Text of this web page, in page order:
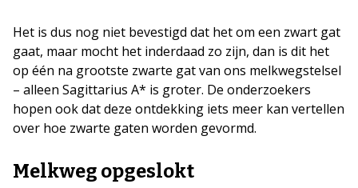
Het is dus nog niet bevestigd dat het om een zwart gat
gaat, maar mocht het inderdaad zo zijn, dan is dit het
op één na grootste zwarte gat van ons melkwegstelsel
– alleen Sagittarius A* is groter. De onderzoekers
hopen ook dat deze ontdekking iets meer kan vertellen
over hoe zwarte gaten worden gevormd.
Melkweg opgeslokt